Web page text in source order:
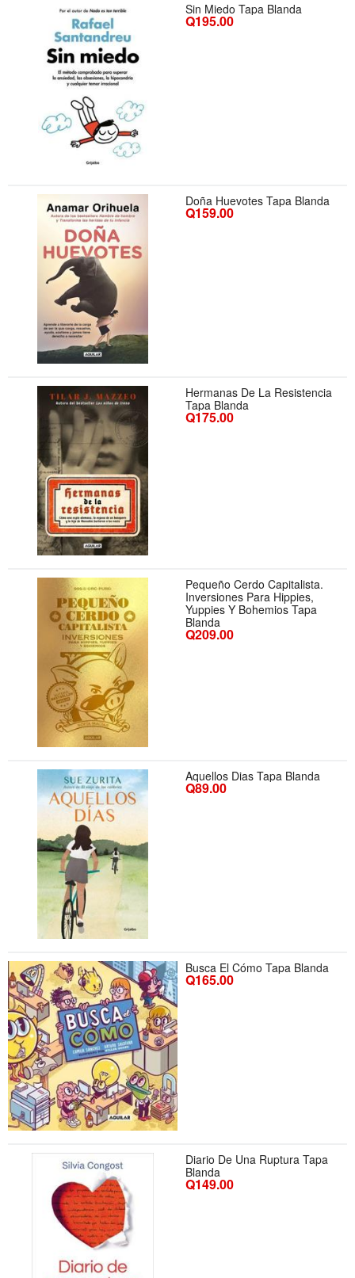
Sin Miedo Tapa Blanda
Q195.00
Doña Huevotes Tapa Blanda
Q159.00
Hermanas De La Resistencia
Tapa Blanda
Q175.00
Pequeño Cerdo Capitalista.
Inversiones Para Hippies,
Yuppies Y Bohemios Tapa
Blanda
Q209.00
Aquellos Dias Tapa Blanda
Q89.00
Busca El Cómo Tapa Blanda
Q165.00
Diario De Una Ruptura Tapa
Blanda
Q149.00